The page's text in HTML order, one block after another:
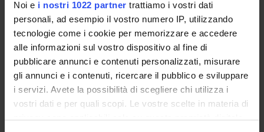
Noi e i nostri 1022 partner trattiamo i vostri dati
personali, ad esempio il vostro numero IP, utilizzando
tecnologie come i cookie per memorizzare e accedere
alle informazioni sul vostro dispositivo al fine di
pubblicare annunci e contenuti personalizzati, misurare
gli annunci e i contenuti, ricercare il pubblico e sviluppare
i servizi. Avete la possibilità di scegliere chi utilizza i
vostri dati e per quali scopi. Le vostre scelte in materia di
privacy sono applicabili solo su questa proprietà digitale
un'introduzione filosofico-giuridica,(Edizione provvisoria)
,CEDAM, 2005
Consulta la scheda completa presente nelrepository
istituzionale della Ricerca di Ateneo
PROGETTI COLLEGATI